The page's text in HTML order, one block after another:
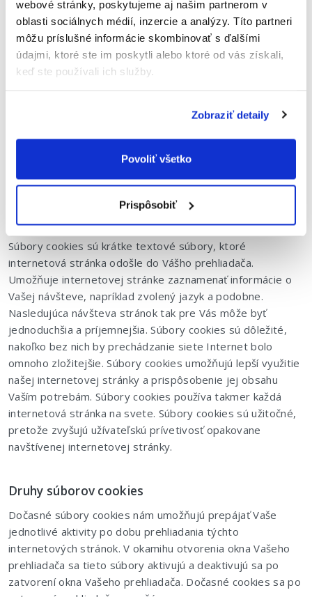
webové stránky, poskytujeme aj našim partnerom v
oblasti sociálnych médií, inzercie a analýzy. Títo partneri
môžu príslušné informácie skombinovať s ďalšími
údajmi, ktoré ste im poskytli alebo ktoré od vás získali,
keď ste používali ich služby.
Zobraziť detaily
Povoliť všetko
Prispôsobiť
v písomnej podobe;
Tento súhlas je slobodný a vedomí prejav vôle dotknutej
osoby, ktorého obsahom je povolenie dotknutej osoby so
Súhlas je konkludentne poskytnutý otvorením (použitím)
vyššie popísanej internetovej aplikácie alebo kliknutím na
tlačítko s nápisom “Odoslať” dostupnom z internetovej
adresy www.intelimail.sk/sk/trial.php.
Súbory cookies
Súbory cookies sú krátke textové súbory, ktoré
internetová stránka odošle do Vášho prehliadača.
Umožňuje internetovej stránke zaznamenať informácie o
Vašej návšteve, napríklad zvolený jazyk a podobne.
Nasledujúca návšteva stránok tak pre Vás môže byť
jednoduchšia a príjemnejšia. Súbory cookies sú dôležité,
nakoľko bez nich by prechádzanie siete Internet bolo
omnoho zložitejšie. Súbory cookies umožňujú lepší využitie
našej internetovej stránky a prispôsobenie jej obsahu
Vaším potrebám. Súbory cookies používa takmer každá
internetová stránka na svete. Súbory cookies sú užitočné,
pretože zvyšujú užívateľskú prívetivosť opakovane
navštívenej internetovej stránky.
Druhy súborov cookies
Dočasné súbory cookies nám umožňujú prepájať Vaše
jednotlivé aktivity po dobu prehliadania týchto
internetových stránok. V okamihu otvorenia okna Vašeho
prehliadača sa tieto súbory aktivujú a deaktivujú sa po
zatvorení okna Vašeho prehliadača. Dočasné cookies sa po